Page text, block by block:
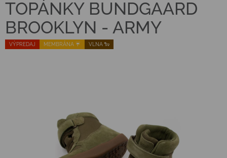
VÝPREDAJ MEMBRÁNA ☔️ VLNA 🐑
TOPÁNKY BUNDGAARD
BROOKLYN - ARMY